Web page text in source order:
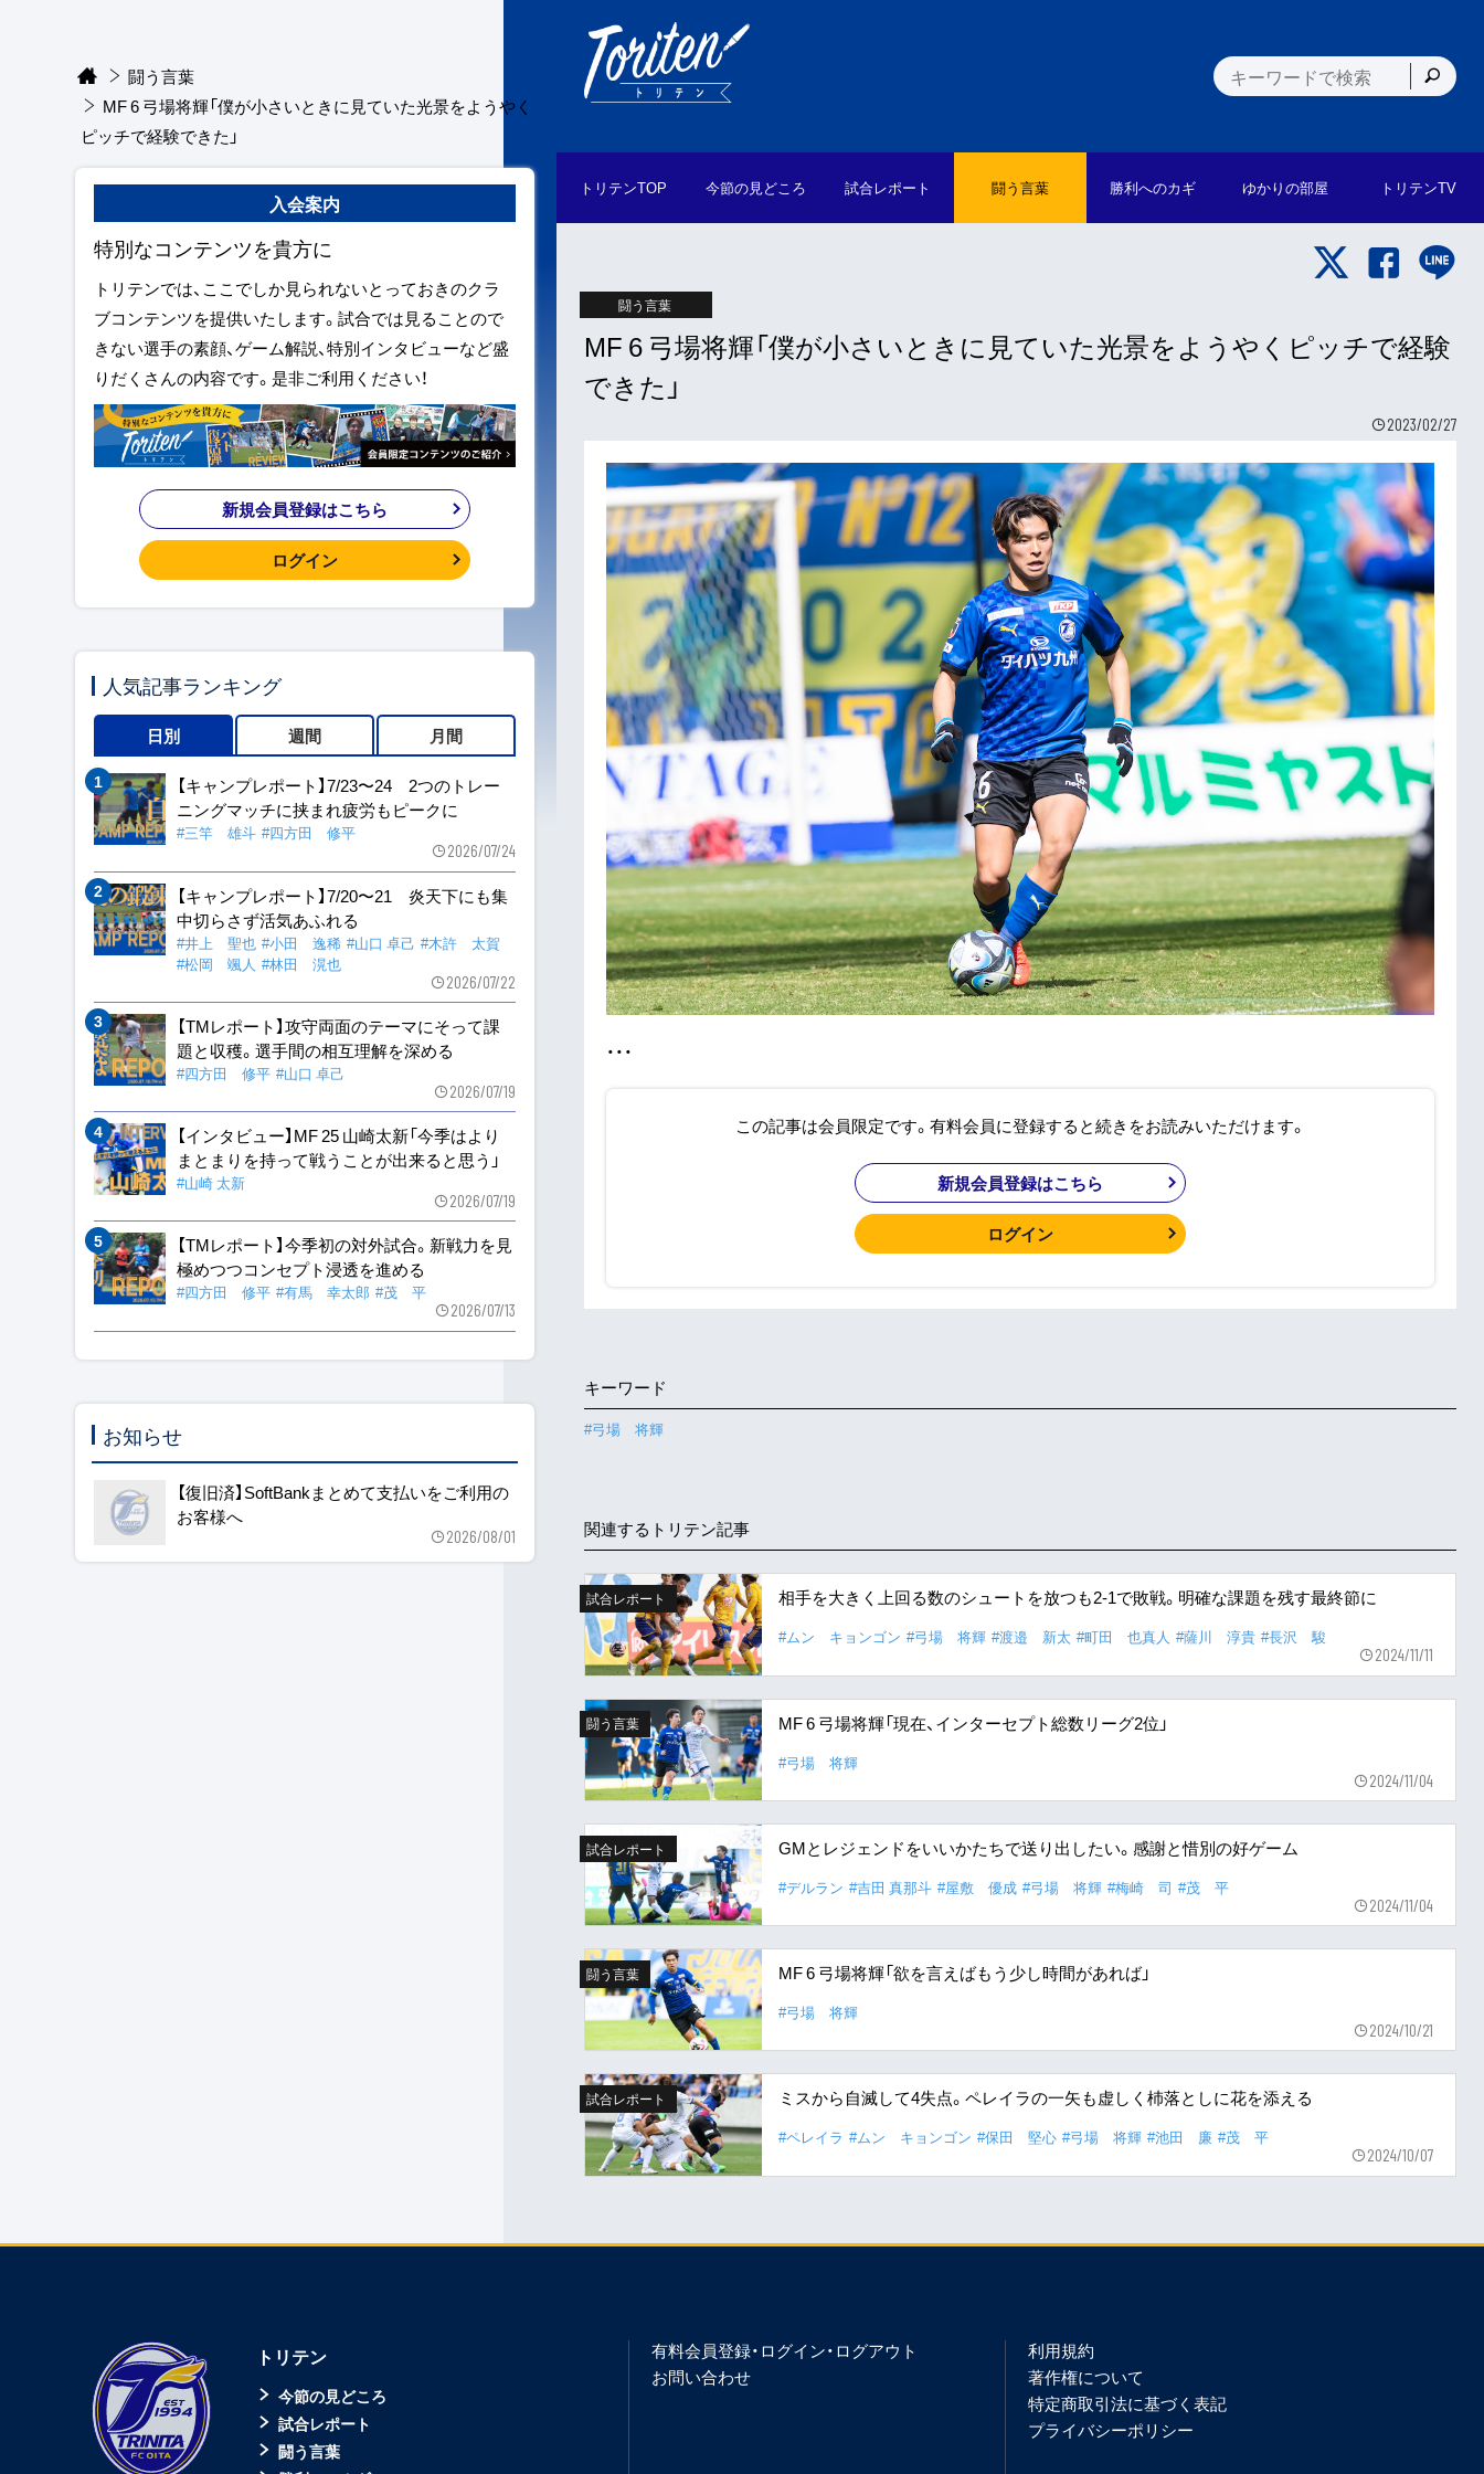
トリテンTOP 今節の見どころ 試合レポート 闘う言葉 勝利へのカギ ゆかりの部屋 トリテンTV
闘う言葉
MF 6 弓場将輝「僕が小さいときに見ていた光景をようやくピッチで経験
できた」
2023/02/27
・・・
この記事は会員限定です。有料会員に登録すると続きをお読みいただけます。
新規会員登録はこちら
ログイン
キーワード
#弓場 将輝
関連するトリテン記事
試合レポート 相手を大きく上回る数のシュートを放つも2-1で敗戦。明確な課題を残す最終節に
#ムン キョンゴン #弓場 将輝 #渡邉 新太 #町田 也真人 #薩川 淳貴 #長沢 駿
2024/11/11
闘う言葉 MF 6 弓場将輝「現在、インターセプト総数リーグ2位」
#弓場 将輝
2024/11/04
試合レポート GMとレジェンドをいいかたちで送り出したい。感謝と惜別の好ゲーム
#デルラン #吉田 真那斗 #屋敷 優成 #弓場 将輝 #梅崎 司 #茂 平
2024/11/04
闘う言葉 MF 6 弓場将輝「欲を言えばもう少し時間があれば」
#弓場 将輝
2024/10/21
試合レポート ミスから自滅して4失点。ペレイラの一矢も虚しく杮落としに花を添える
#ペレイラ #ムン キョンゴン #保田 堅心 #弓場 将輝 #池田 廉 #茂 平
2024/10/07
闘う言葉
MF 6 弓場将輝「僕が小さいときに見ていた光景をようやく
ピッチで経験できた」
入会案内
特別なコンテンツを貴方に
トリテンでは、ここでしか見られないとっておきのクラ
ブコンテンツを提供いたします。試合では見ることので
きない選手の素顔、ゲーム解説、特別インタビューなど盛
りだくさんの内容です。是非ご利用ください！
新規会員登録はこちら
ログイン
人気記事ランキング
日別 週間 月間
【キャンプレポート】7/23〜24 2つのトレー
ニングマッチに挟まれ疲労もピークに
#三竿 雄斗 #四方田 修平
2026/07/24
【キャンプレポート】7/20〜21 炎天下にも集
中切らさず活気あふれる
#井上 聖也 #小田 逸稀 #山口 卓己 #木許 太賀
#松岡 颯人 #林田 滉也
2026/07/22
【TMレポート】攻守両面のテーマにそって課
題と収穫。選手間の相互理解を深める
#四方田 修平 #山口 卓己
2026/07/19
【インタビュー】MF 25 山崎太新「今季はより
まとまりを持って戦うことが出来ると思う」
#山崎 太新
2026/07/19
【TMレポート】今季初の対外試合。新戦力を見
極めつつコンセプト浸透を進める
#四方田 修平 #有馬 幸太郎 #茂 平
2026/07/13
お知らせ
【復旧済】SoftBankまとめて支払いをご利用の
お客様へ
2026/08/01
トリテン
今節の見どころ
試合レポート
闘う言葉
有料会員登録・ログイン・ログアウト
お問い合わせ
利用規約
著作権について
特定商取引法に基づく表記
プライバシーポリシー